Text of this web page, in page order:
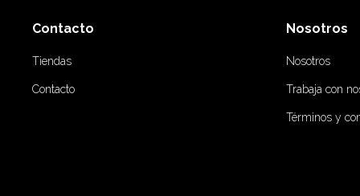
Contacto
Tiendas
Contacto
Nosotros
Nosotros
Trabaja con
Términos y